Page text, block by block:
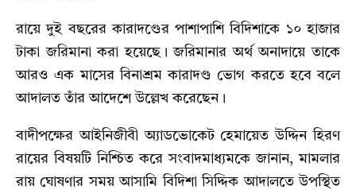
রায়ে দুই বছরের কারাদণ্ডের পাশাপাশি বিদিশাকে ১০ হাজার
টাকা জরিমানা করা হয়েছে। জরিমানার অর্থ অনাদায়ে তাকে
আরও এক মাসের বিনাশ্রম কারাদণ্ড ভোগ করতে হবে বলে
আদালত তাঁর আদেশে উল্লেখ করেছেন।
বাদীপক্ষের আইনিজীবী অ্যাডভোকেট হেমায়েত উদ্দিন হিরণ
রায়ের বিষয়টি নিশ্চিত করে সংবাদমাধ্যমকে জানান, মামলার
রায় ঘোষণার সময় আসামি বিদিশা সিদ্দিক আদালতে উপস্থিত